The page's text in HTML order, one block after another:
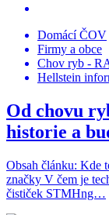
Domácí ČOV
Firmy a obce
Chov ryb -
Hellstein
Od chovu
historie a
Obsah článku: Kde
značky V čem je
čističek STMHng…